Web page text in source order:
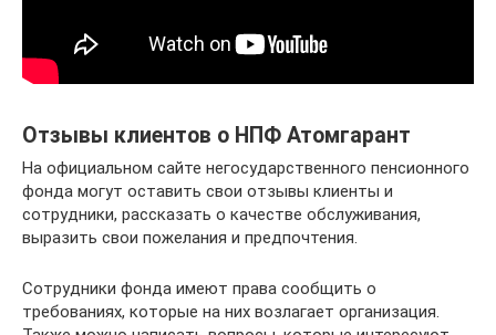
Отзывы клиентов о НПФ Атомгарант
На официальном сайте негосударственного пенсионного
фонда могут оставить свои отзывы клиенты и
сотрудники, рассказать о качестве обслуживания,
выразить свои пожелания и предпочтения.
Сотрудники фонда имеют права сообщить о
требованиях, которые на них возлагает организация.